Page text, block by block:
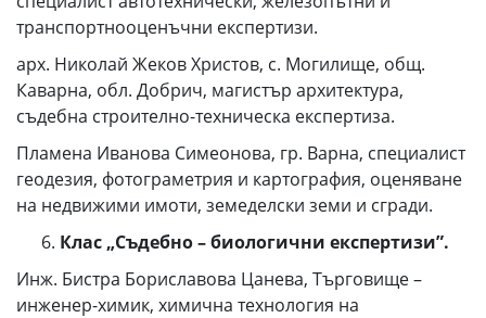
транспортнооценъчни експертизи.
арх. Николай Жеков Христов, с. Могилище, общ.
Каварна, обл. Добрич, магистър архитектура,
съдебна строително-техническа експертиза.
Пламена Иванова Симеонова, гр. Варна, специалист
геодезия, фотограметрия и картография, оценяване
на недвижими имоти, земеделски земи и сгради.
Клас „Съдебно – биологични експертизи”.
Инж. Бистра Бориславова Цанева, Търговище –
инженер-химик, химична технология на